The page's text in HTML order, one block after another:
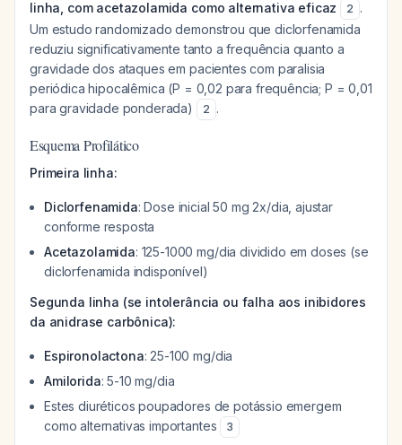
linha, com acetazolamida como alternativa eficaz
2 .
Um estudo randomizado demonstrou que diclorfenamida
reduziu significativamente tanto a frequência quanto a
gravidade dos ataques em pacientes com paralisia
periódica hipocalêmica (P = 0,02 para frequência; P = 0,01
para gravidade ponderada)
2 .
Esquema Profilático
Primeira linha:
Diclorfenamida: Dose inicial 50 mg 2x/dia, ajustar
conforme resposta
Acetazolamida: 125-1000 mg/dia dividido em doses (se
diclorfenamida indisponível)
Segunda linha (se intolerância ou falha aos inibidores
da anidrase carbônica):
Espironolactona: 25-100 mg/dia
Amilorida: 5-10 mg/dia
Estes diuréticos poupadores de potássio emergem
como alternativas importantes
3